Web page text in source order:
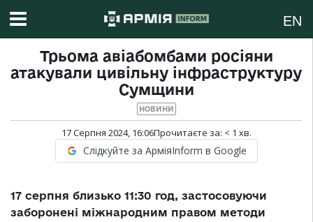
EN
Трьома авіабомбами росіяни
атакували цивільну інфраструктуру
Сумщини
НОВИНИ
17 Серпня 2024, 16:06Прочитаєте за: < 1 хв.
Слідкуйте за АрміяInform в Google
17 серпня близько 11:30 год, застосовуючи
заборонені міжнародним правом методи